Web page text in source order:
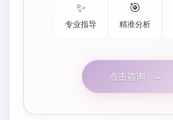
✨
专业指导
🎯
精准分析
点击咨询 →